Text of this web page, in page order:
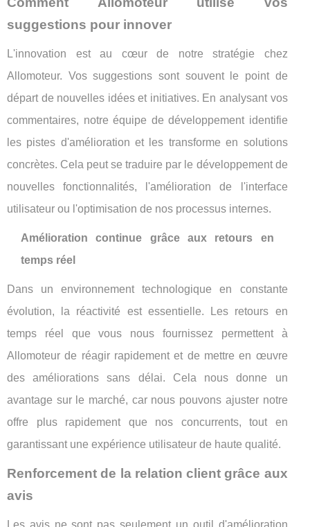
suggestions pour innover
L'innovation est au cœur de notre stratégie chez
Allomoteur. Vos suggestions sont souvent le point de
départ de nouvelles idées et initiatives. En analysant vos
commentaires, notre équipe de développement identifie
les pistes d'amélioration et les transforme en solutions
concrètes. Cela peut se traduire par le développement de
nouvelles fonctionnalités, l'amélioration de l'interface
utilisateur ou l'optimisation de nos processus internes.
Amélioration continue grâce aux retours en
temps réel
Dans un environnement technologique en constante
évolution, la réactivité est essentielle. Les retours en
temps réel que vous nous fournissez permettent à
Allomoteur de réagir rapidement et de mettre en œuvre
des améliorations sans délai. Cela nous donne un
avantage sur le marché, car nous pouvons ajuster notre
offre plus rapidement que nos concurrents, tout en
garantissant une expérience utilisateur de haute qualité.
Renforcement de la relation client grâce aux
avis